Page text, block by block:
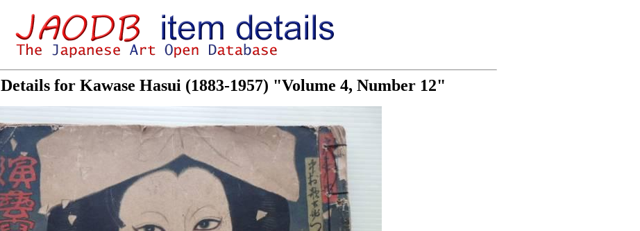
Details for Kawase Hasui (1883-1957) "Volume 4, Number 12"